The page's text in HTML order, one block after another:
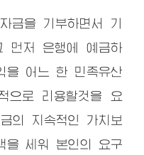
을 기부하면서 기
먼저 은행에 예금하
을 어느 한 민족유산
으로 리용할것을 요
의 지속적인 가치보
을 세워 본인의 요구